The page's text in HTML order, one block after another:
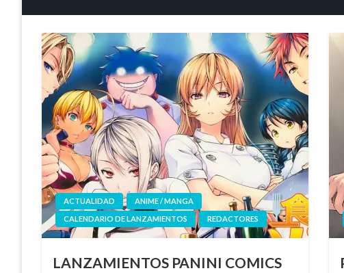
ACTUALIDAD
ANIME / MANGA
CALENDARIO DE LANZAMIENTOS
REDACTORES
LANZAMIENTOS PANINI COMICS